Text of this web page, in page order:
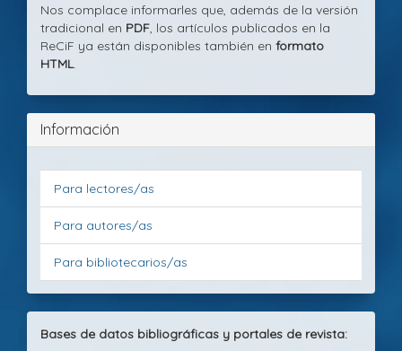
Nos complace informarles que, además de la versión
tradicional en PDF, los artículos publicados en la
ReCiF ya están disponibles también en formato
HTML.
Información
Para lectores/as
Para autores/as
Para bibliotecarios/as
Bases de datos bibliográficas y portales de revista: